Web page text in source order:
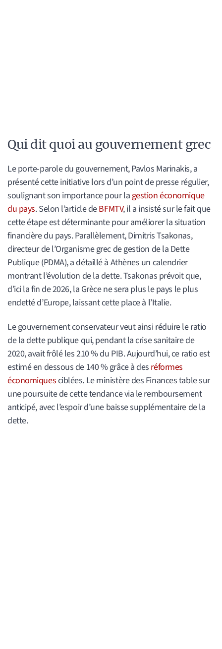
Qui dit quoi au gouvernement grec
Le porte-parole du gouvernement, Pavlos Marinakis, a
présenté cette initiative lors d’un point de presse régulier,
soulignant son importance pour lagestion économique
du pays. Selon l’article deBFMTV, il a insisté sur le fait que
cette étape est déterminante pour améliorer la situation
financière du pays. Parallèlement, Dimitris Tsakonas,
directeur de l’Organisme grec de gestion de la Dette
Publique (PDMA), a détaillé à Athènes un calendrier
montrant l’évolution de la dette. Tsakonas prévoit que,
d’ici la fin de 2026, la Grèce ne sera plus le pays le plus
endetté d’Europe, laissant cette place à l’Italie.
Le gouvernement conservateur veut ainsi réduire le ratio
de la dette publique qui, pendant la crise sanitaire de
2020, avait frôlé les 210 % du PIB. Aujourd’hui, ce ratio est
estimé en dessous de 140 % grâce à des réformes
économiquesciblées. Le ministère des Finances table sur
une poursuite de cette tendance via le remboursement
anticipé, avec l’espoir d’une baisse supplémentaire de la
dette.